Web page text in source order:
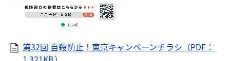
第32回 自殺防止！東京キャンペーンチラシ（PDF：